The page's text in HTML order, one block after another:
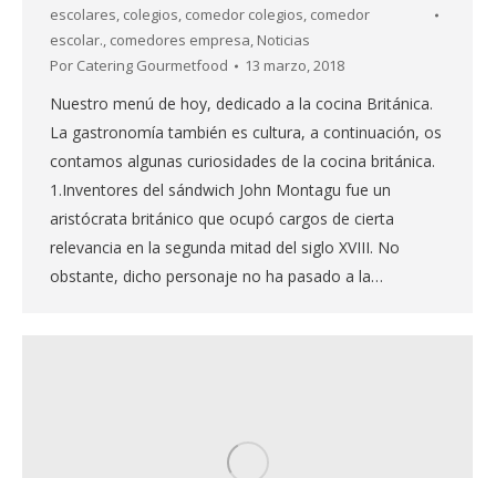
escolares, colegios, comedor colegios, comedor
escolar., comedores empresa, Noticias
Por Catering Gourmetfood 13 marzo, 2018
Nuestro menú de hoy, dedicado a la cocina Británica.
La gastronomía también es cultura, a continuación, os
contamos algunas curiosidades de la cocina británica.
1.Inventores del sándwich John Montagu fue un
aristócrata británico que ocupó cargos de cierta
relevancia en la segunda mitad del siglo XVIII. No
obstante, dicho personaje no ha pasado a la…